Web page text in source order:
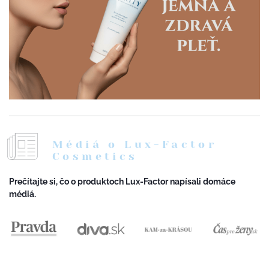
Médiá o Lux-Factor
Cosmetics
Prečítajte si, čo o produktoch Lux-Factor napísali domáce
médiá.